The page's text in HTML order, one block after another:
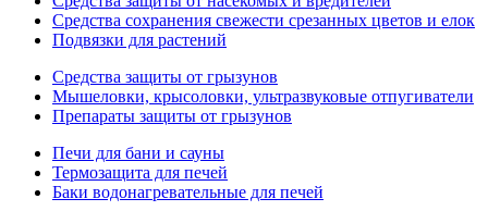
Средства сохранения свежести срезанных цветов и елок
Подвязки для растений
Средства защиты от грызунов
Мышеловки, крысоловки, ультразвуковые отпугиватели
Препараты защиты от грызунов
Печи для бани и сауны
Термозащита для печей
Баки водонагревательные для печей